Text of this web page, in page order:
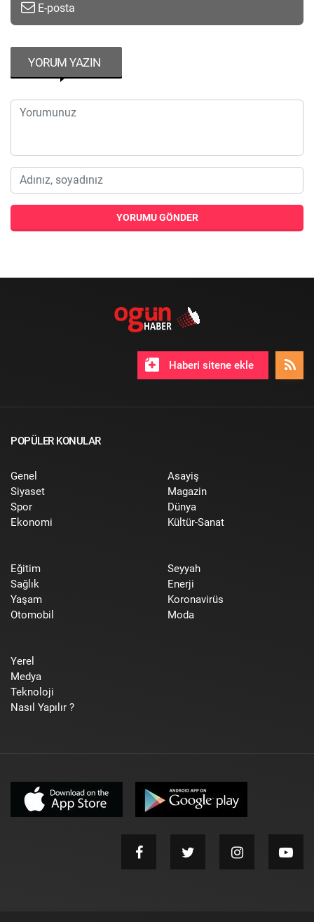
E-posta
YORUM YAZIN
YORUMU GÖNDER
Haberi sitene ekle
POPÜLER KONULAR
Genel
Siyaset
Spor
Ekonomi
Asayiş
Magazin
Dünya
Kültür-Sanat
Eğitim
Sağlık
Yaşam
Otomobil
Seyyah
Enerji
Koronavirüs
Moda
Yerel
Medya
Teknoloji
Nasıl Yapılır ?